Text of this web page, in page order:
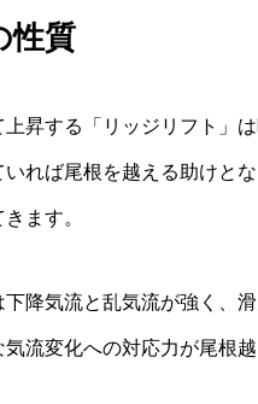
性質
昇する「リッジリフト」
れば尾根を越える助けと
ます。
降気流と乱気流が強く、
流変化への対応力が尾根越